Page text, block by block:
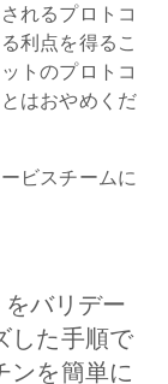
れるプロトコ
利点を得るこ
トのプロトコ
はおやめくだ
ビスチームに
バリデー
した手順で
ンを簡単に